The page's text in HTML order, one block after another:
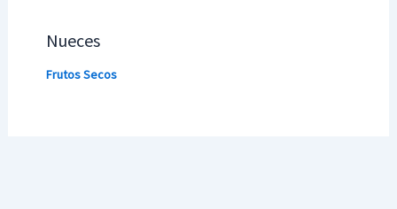
Nueces
Frutos Secos